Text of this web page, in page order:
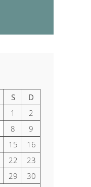
S
D
1
2
8
9
15
16
22
23
29
30